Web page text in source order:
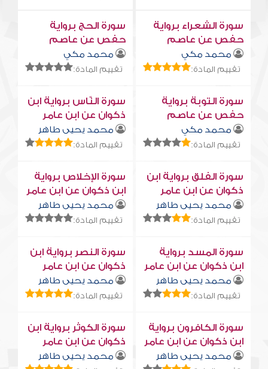
سورة الشعراء برواية
حفص عن عاصم
محمد مكي
تقييم المادة:
سورة الحج برواية
حفص عن عاصم
محمد مكي
تقييم المادة:
سورة التوبة برواية
حفص عن عاصم
محمد مكي
تقييم المادة:
سورة النّاس برواية ابن
ذكوان عن ابن عامر
محمد يحيى طاهر
تقييم المادة:
سورة الفلق برواية ابن
ذكوان عن ابن عامر
محمد يحيى طاهر
تقييم المادة:
سورة الإخلاص برواية
ابن ذكوان عن ابن عامر
محمد يحيى طاهر
تقييم المادة:
سورة المسد برواية
ابن ذكوان عن ابن عامر
محمد يحيى طاهر
تقييم المادة:
سورة النصر برواية ابن
ذكوان عن ابن عامر
محمد يحيى طاهر
تقييم المادة:
سورة الكافرون برواية
ابن ذكوان عن ابن عامر
محمد يحيى طاهر
سورة الكوثر برواية ابن
ذكوان عن ابن عامر
محمد يحيى طاهر